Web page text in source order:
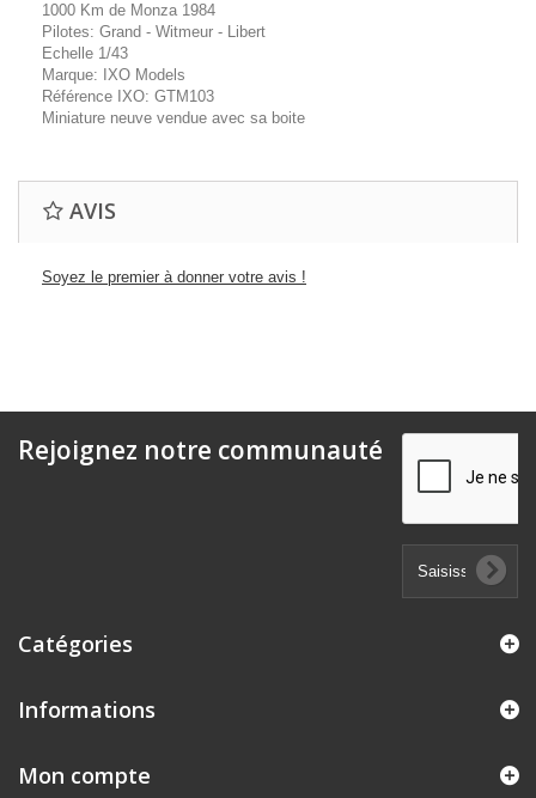
1000 Km de Monza 1984
Pilotes: Grand - Witmeur - Libert
Echelle 1/43
Marque: IXO Models
Référence IXO: GTM103
Miniature neuve vendue avec sa boite
AVIS
Soyez le premier à donner votre avis !
Rejoignez notre communauté
Catégories
Informations
Mon compte